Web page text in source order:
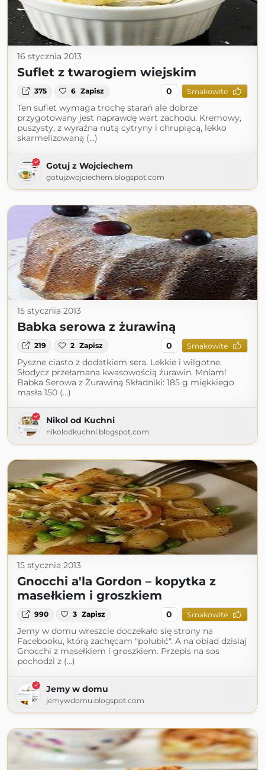
16 stycznia 2013
Suflet z twarogiem wiejskim
375 6 Zapisz 0 Smakowite
Ten suflet wymaga trochę starań ale dobrze
przygotowany jest naprawdę wart zachodu. Kremowy,
puszysty, z wyraźna nutą cytryny i chrupiącą, lekko
skarmelizowaną (...)
Gotuj z Wojciechem
gotujzwojciechem.blogspot.com
15 stycznia 2013
Babka serowa z żurawiną
219 2 Zapisz 0 Smakowite
Pyszne ciasto z dodatkiem sera. Lekkie i wilgotne.
Słodycz przełamana kwasowością żurawin. Mniam!
Babka Serowa z Żurawiną Składniki: 185 g miękkiego
masła 150 (...)
Nikol od Kuchni
nikolodkuchni.blogspot.com
15 stycznia 2013
Gnocchi a'la Gordon – kopytka z
masełkiem i groszkiem
990 3 Zapisz 0 Smakowite
Jemy w domu wreszcie doczekało się strony na
Facebooku, którą zachęcam "polubić". A na obiad dzisiaj
Gnocchi z masełkiem i groszkiem. Przepis na sos
pochodzi z (...)
Jemy w domu
jemywdomu.blogspot.com